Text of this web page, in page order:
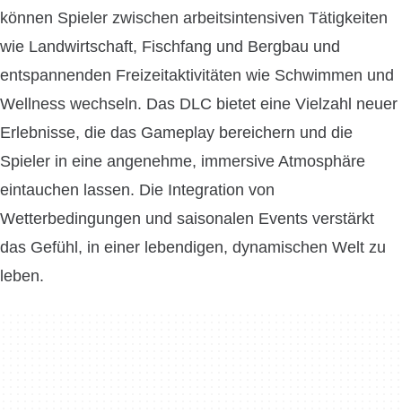
können Spieler zwischen arbeitsintensiven Tätigkeiten
wie Landwirtschaft, Fischfang und Bergbau und
entspannenden Freizeitaktivitäten wie Schwimmen und
Wellness wechseln. Das DLC bietet eine Vielzahl neuer
Erlebnisse, die das Gameplay bereichern und die
Spieler in eine angenehme, immersive Atmosphäre
eintauchen lassen. Die Integration von
Wetterbedingungen und saisonalen Events verstärkt
das Gefühl, in einer lebendigen, dynamischen Welt zu
leben.